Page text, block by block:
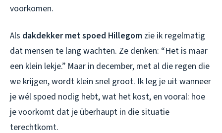
voorkomen.
Als dakdekker met spoed Hillegom zie ik regelmatig
dat mensen te lang wachten. Ze denken: “Het is maar
een klein lekje.” Maar in december, met al die regen die
we krijgen, wordt klein snel groot. Ik leg je uit wanneer
je wél spoed nodig hebt, wat het kost, en vooral: hoe
je voorkomt dat je überhaupt in die situatie
terechtkomt.